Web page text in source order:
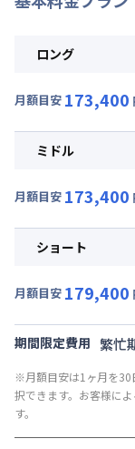
ロング
月額目安 173,400
月額賃料目安(30日
光熱費他 : 24,000
その他費用 :
ミドル
月額目安 173,400
月額賃料目安(30日
光熱費他 : 24,000
その他費用 :
ショート
月額目安 179,400
月額賃料目安(30
光熱費他 : 24,000
清掃料他 :
その他費用 :
期間限定費用 繁忙
※月額目安は1ヶ月を30
択できます。お客様に
す。